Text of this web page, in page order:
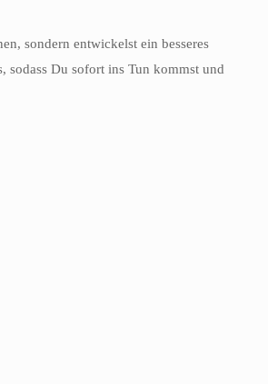
sondern entwickelst ein besseres
sodass Du sofort ins Tun kommst und